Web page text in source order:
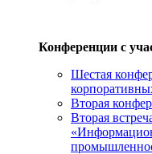
Конференции с
Шестая
Вторая
Вторая